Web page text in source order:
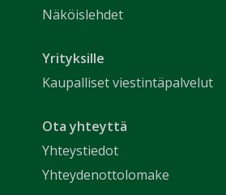
Näköislehdet
Yrityksille
Kaupalliset viestintäpalvelut
Ota yhteyttä
Yhteystiedot
Yhteydenottolomake